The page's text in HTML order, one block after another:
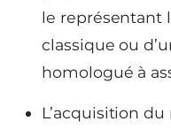
le représentant
classique ou
homologué à
L’acquisition